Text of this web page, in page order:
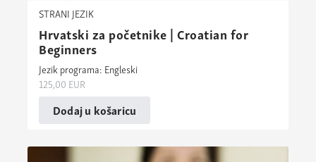
STRANI JEZIK
Hrvatski za početnike | Croatian for
Beginners
Jezik programa: Engleski
125,00 EUR
Dodaj u košaricu